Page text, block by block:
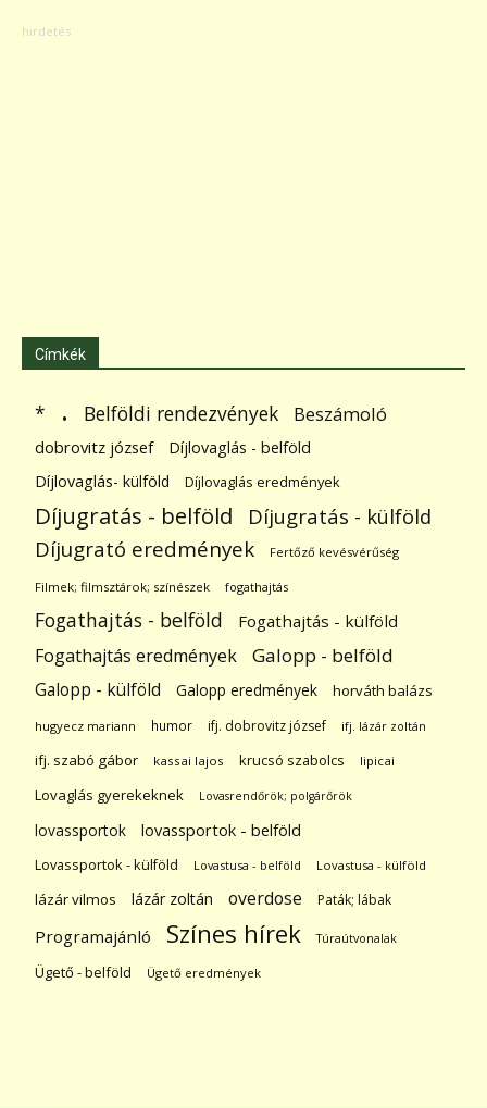
Címkék
* . Belföldi rendezvények Beszámoló
dobrovitz józsef
Díjlovaglás - belföld
Díjlovaglás- külföld
Díjlovaglás eredmények
Díjugratás - belföld Díjugratás - külföld
Díjugrató eredmények Fertőző kevésvérűség
Filmek; filmsztárok; színészek fogathajtás
Fogathajtás - belföld Fogathajtás - külföld
Fogathajtás eredmények Galopp - belföld
Galopp - külföld Galopp eredmények horváth balázs
hugyecz mariann humor ifj. dobrovitz józsef ifj. lázár zoltán
ifj. szabó gábor kassai lajos krucsó szabolcs lipicai
Lovaglás gyerekeknek Lovasrendőrök; polgárőrök
lovassportok lovassportok - belföld
Lovassportok - külföld Lovastusa - belföld Lovastusa - külföld
lázár vilmos lázár zoltán overdose Paták; lábak
Programajánló Színes hírek Túraútvonalak
Ügető - belföld Ügető eredmények